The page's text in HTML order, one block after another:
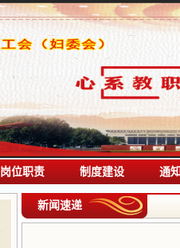
岗位职责 制度建设 通
新闻速递